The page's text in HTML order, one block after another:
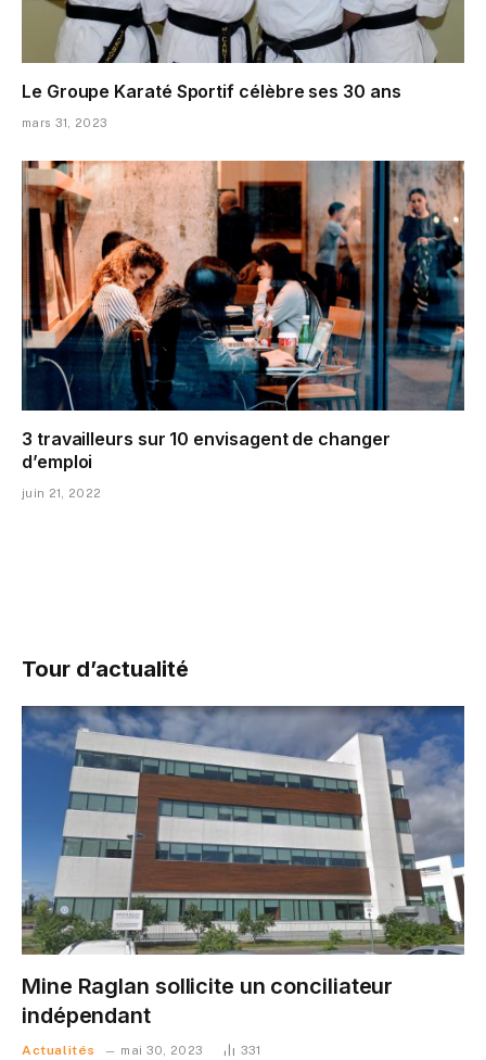
Le Groupe Karaté Sportif célèbre ses 30 ans
mars 31, 2023
3 travailleurs sur 10 envisagent de changer
d’emploi
juin 21, 2022
Tour d’actualité
Mine Raglan sollicite un conciliateur
indépendant
Actualités mai 30, 2023 331